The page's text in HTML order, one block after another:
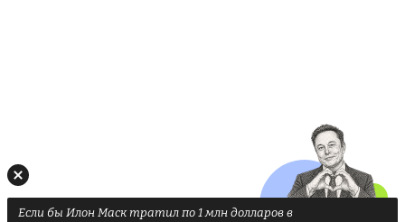
Если бы Илон Маск тратил по 1 млн долларов в